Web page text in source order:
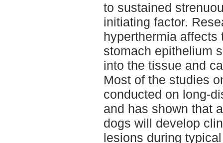
to sustained
initiating factor.
hyperthermia
stomach epithelium
into the tissue and
Most of the studies
conducted on long-
and has shown that
dogs will develop
lesions during